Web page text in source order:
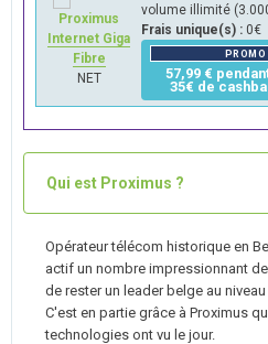
Internet Giga
Fibre
NET
volume illimité
Frais unique(s) : 0€
PROMO
57,99 €
35€ de
Qui est Proximus ?
Opérateur télécom historique en
actif un nombre impressionnant
de rester un leader belge au
C'est en partie grâce à Proximus
technologies ont vu le jour.